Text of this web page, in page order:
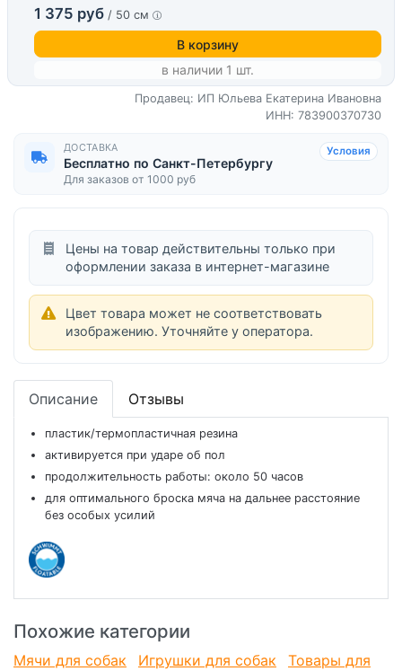
1 375 руб / 50 см
В корзину
в наличии 1 шт.
Продавец: ИП Юльева Екатерина Ивановна
ИНН: 783900370730
ДОСТАВКА
Бесплатно по Санкт-Петербургу
Для заказов от 1000 руб
Условия
Цены на товар действительны только при
оформлении заказа в интернет-магазине
Цвет товара может не соответствовать
изображению. Уточняйте у оператора.
Описание Отзывы
пластик/термопластичная резина
активируется при ударе об пол
продолжительность работы: около 50 часов
для оптимального броска мяча на дальнее расстояние
без особых усилий
Похожие категории
Мячи для собак Игрушки для собак
Товары для